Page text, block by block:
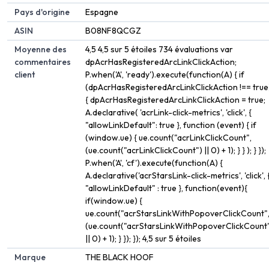
Pays d'origine
‎Espagne
ASIN
B08NF8QCGZ
Moyenne des
commentaires
client
4,5 4,5 sur 5 étoiles 734 évaluations var
dpAcrHasRegisteredArcLinkClickAction;
P.when('A', 'ready').execute(function(A) { if
(dpAcrHasRegisteredArcLinkClickAction !==
{ dpAcrHasRegisteredArcLinkClickAction = true;
A.declarative( 'acrLink-click-metrics', 'click', {
"allowLinkDefault": true }, function (event) { if
(window.ue) { ue.count("acrLinkClickCount",
(ue.count("acrLinkClickCount") || 0) + 1); } } ); } });
P.when('A', 'cf').execute(function(A) {
A.declarative('acrStarsLink-click-metrics', 'click',
"allowLinkDefault" : true }, function(event){
if(window.ue) {
ue.count("acrStarsLinkWithPopoverClickCount",
|| 0) + 1); } }); }); 4,5 sur 5 étoiles
Marque
THE BLACK HOOF